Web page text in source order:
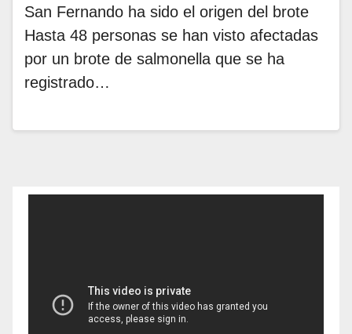
San Fernando ha sido el origen del brote
Hasta 48 personas se han visto afectadas
por un brote de salmonella que se ha
registrado…